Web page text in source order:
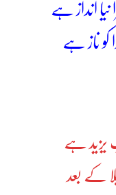
انداز ہے
کو ناز ہے
یزید ہے
کے بعد